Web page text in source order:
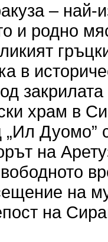
– най-
и родно
в
храм в
Дуомо”
на
на
на